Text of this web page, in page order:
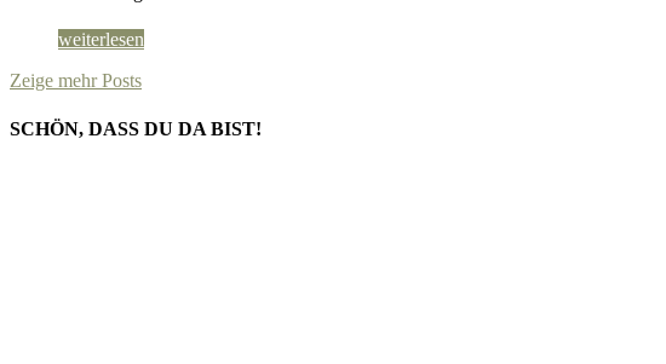
weiterlesen
Zeige mehr Posts
SCHÖN, DASS DU DA BIST!